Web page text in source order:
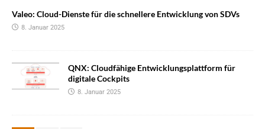
Valeo: Cloud-Dienste für die schnellere Entwicklung von SDVs
8. Januar 2025
QNX: Cloudfähige Entwicklungsplattform für
digitale Cockpits
8. Januar 2025